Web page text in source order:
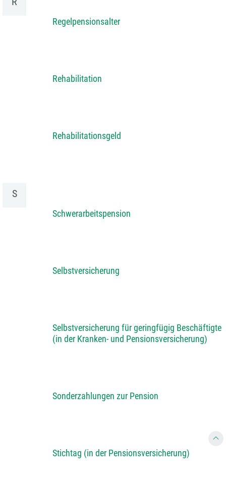
Regelpensionsalter
Rehabilitation
Rehabilitationsgeld
S
Schwerarbeitspension
Selbstversicherung
Selbstversicherung für geringfügig Beschäftigte
(in der Kranken- und Pensionsversicherung)
Sonderzahlungen zur Pension
Stichtag (in der Pensionsversicherung)